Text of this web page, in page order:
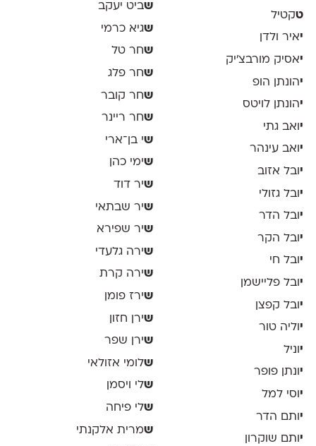
טקטיל
יאיר ולדן
יאסיק מורבצ'יק
יהונתן הופ
יהונתן לויטס
י ואב גתי
יואב עינהר
י ובל אזוב
יובל גזולי
י ובל הדר
י ובל הקר
יובל חי
י ובל פליישמן
יובל קפצן
י וליה טור
י וניל
יונתן פופר
י וסי למל
יותם הדר
י ותם שוקרון
שביט יעקב
שגיא כרמי
שחר טל
שחר פלג
שחר קובר
שחר ריינר
שי בן־ארי
שימי כהן
שיר דוד
שיר שבתאי
שיר שפירא
שירה גלעדי
שירה קרת
שירז פומן
שירן חזון
שירן שפר
שלומי אזולאי
שלי ויסמן
שלי פיחה
שמרית אלקנתי